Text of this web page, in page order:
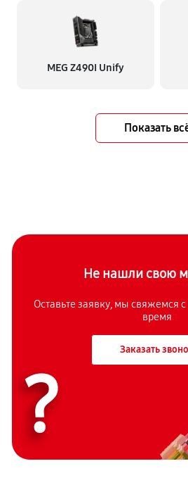
MEG Z490I Unify
Показать
Не нашли свою
Оставьте заявку, мы свяжемся
время
Заказать
?